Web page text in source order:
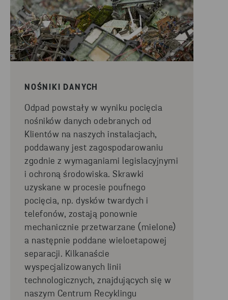
NOŚNIKI DANYCH
Odpad powstały w wyniku pocięcia
nośników danych odebranych od
Klientów na naszych instalacjach,
poddawany jest zagospodarowaniu
zgodnie z wymaganiami legislacyjnymi
i ochroną środowiska. Skrawki
uzyskane w procesie poufnego
pocięcia, np. dysków twardych i
telefonów, zostają ponownie
mechanicznie przetwarzane (mielone)
a następnie poddane wieloetapowej
separacji. Kilkanaście
wyspecjalizowanych linii
technologicznych, znajdujących się w
naszym Centrum Recyklingu